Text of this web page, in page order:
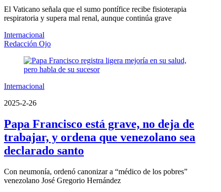
El Vaticano señala que el sumo pontífice recibe fisioterapia
respiratoria y supera mal renal, aunque continúa grave
Internacional
Redacción Ojo
Internacional
2025-2-26
Papa Francisco está grave, no deja de
trabajar, y ordena que venezolano sea
declarado santo
Con neumonía, ordenó canonizar a “médico de los pobres”
venezolano José Gregorio Hernández